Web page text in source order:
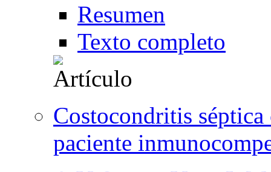
Resumen
Texto completo
Costocondritis
paciente